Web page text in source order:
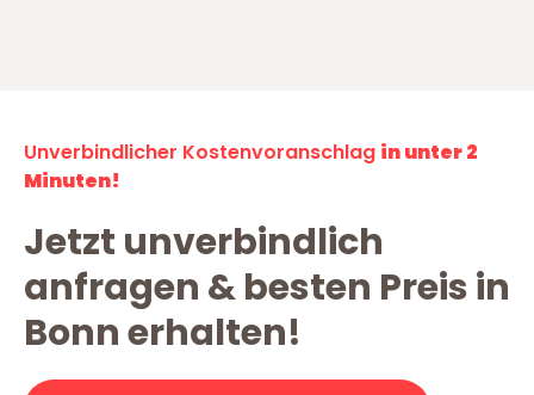
Unverbindlicher Kostenvoranschlag in unter 2
Minuten!
Jetzt unverbindlich
anfragen & besten Preis in
Bonn erhalten!